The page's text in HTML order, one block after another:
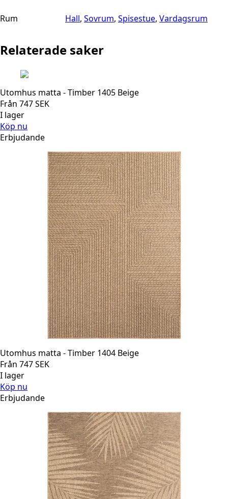
Rum Hall, Sovrum, Spisestue, Vardagsrum
Relaterade saker
Utomhus matta - Timber 1405 Beige
Från 747SEK
I lager
Köp nu
Erbjudande
Utomhus matta - Timber 1404 Beige
Från 747SEK
I lager
Köp nu
Erbjudande